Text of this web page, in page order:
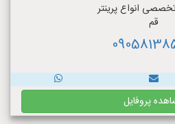
انواع پرینتر
قم
پروفایل